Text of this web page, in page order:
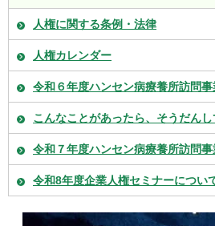
人権に関する条例・法律
人権カレンダー
令和６年度ハンセン病療養所訪問事
こんなことがあったら、そうだん
令和７年度ハンセン病療養所訪問事
令和8年度企業人権セミナーについ